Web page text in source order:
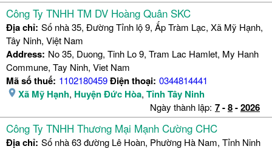
Công Ty TNHH TM DV Hoàng Quân SKC
Địa chỉ: Số nhà 35, Đường Tỉnh lộ 9, Ấp Tràm Lạc, Xã Mỹ Hạnh,
Tây Ninh, Việt Nam
Address: No 35, Duong, Tinh Lo 9, Tram Lac Hamlet, My Hanh
Commune, Tay Ninh, Viet Nam
Mã số thuế: 1102180459Điện thoại: 0344814441
Xã Mỹ Hạnh, Huyện Đức Hòa, Tỉnh Tây Ninh
Ngày thành lập: 7-8-2026
Công Ty TNHH Thương Mại Mạnh Cường CHC
Địa chỉ: Số nhà 63 đường Lê Hoàn, Phường Hà Nam, Tỉnh Ninh